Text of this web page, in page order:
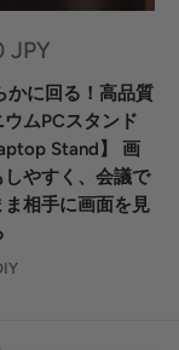
JPY
かに回る！高品質
ムPCスタンド
Stand】 画
やすく、会議で
ま相手に画面を見